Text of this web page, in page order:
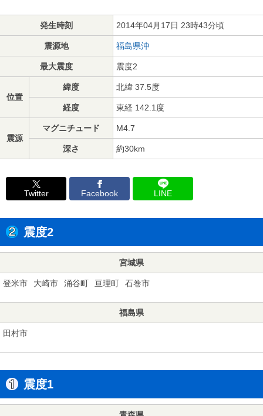
発生時刻 2014年04月17日 23時43分頃
震源地 福島県沖
最大震度 震度2
位置
緯度 北緯 37.5度
経度 東経 142.1度
震源
マグニチュード M4.7
深さ 約30km
Twitter Facebook LINE
震度2
宮城県
登米市 大崎市 涌谷町 亘理町 石巻市
福島県
田村市
震度1